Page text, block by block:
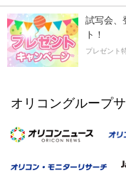
試写会、
ト！
プレゼント
オリコングループ